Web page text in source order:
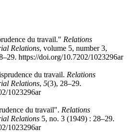
du travail." Relations
Relations, volume 5, number 3,
https://doi.org/10.7202/1023296ar
du travail. Relations
Relations, 5(3), 28–29.
1023296ar
du travail". Relations
Relations 5, no. 3 (1949) : 28–29.
1023296ar